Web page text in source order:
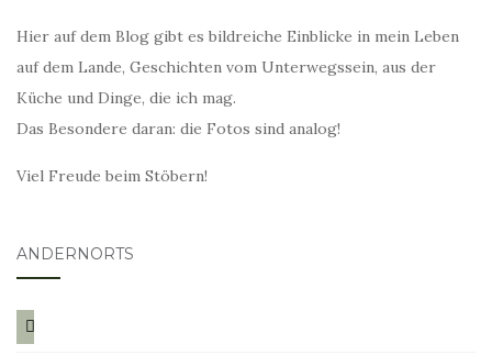
Hier auf dem Blog gibt es bildreiche Einblicke in mein Leben
auf dem Lande, Geschichten vom Unterwegssein, aus der
Küche und Dinge, die ich mag.
Das Besondere daran: die Fotos sind analog!
Viel Freude beim Stöbern!
ANDERNORTS
bloglovin